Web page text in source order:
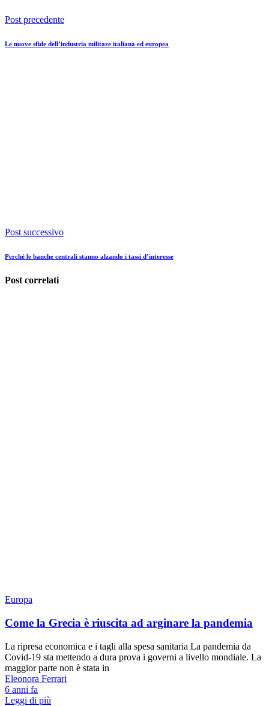
Post precedente
Le nuove sfide dell’industria militare italiana ed europea
Post successivo
Perché le banche centrali stanno alzando i tassi d’interesse
Post correlati
Europa
Come la Grecia è riuscita ad arginare la pandemia
La ripresa economica e i tagli alla spesa sanitaria La pandemia da
Covid-19 sta mettendo a dura prova i governi a livello mondiale. La
maggior parte non è stata in
Eleonora Ferrari
6 anni fa
Leggi di più